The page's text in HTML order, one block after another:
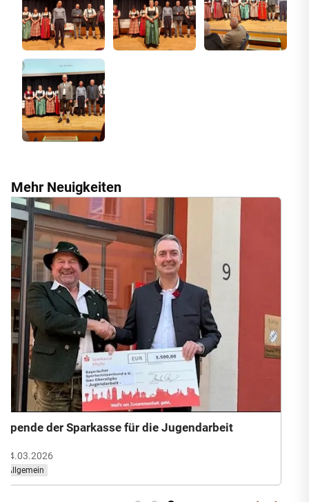
Mehr Neuigkeiten
Spende der Sparkasse für die